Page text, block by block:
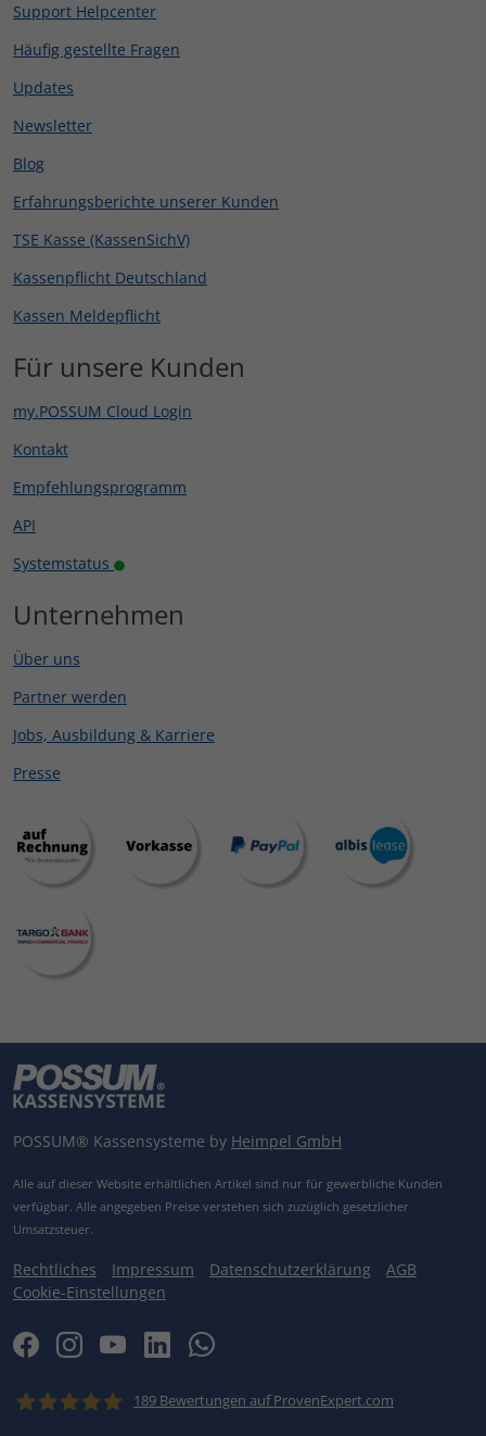
Support Helpcenter
Häufig gestellte Fragen
Updates
Newsletter
Blog
Erfahrungsberichte unserer Kunden
TSE Kasse (KassenSichV)
Kassenpflicht Deutschland
Kassen Meldepflicht
Für unsere Kunden
my.POSSUM Cloud Login
Kontakt
Empfehlungsprogramm
API
Systemstatus
Unternehmen
Über uns
Partner werden
Jobs, Ausbildung & Karriere
Presse
POSSUM® Kassensysteme by Heimpel GmbH
Alle auf dieser Website erhältlichen Artikel sind nur für gewerbliche Kunden
verfügbar. Alle angegeben Preise verstehen sich zuzüglich gesetzlicher
Umsatzsteuer.
Rechtliches Impressum Datenschutzerklärung
AGB
Cookie-Einstellungen
189 Bewertungen auf ProvenExpert.com